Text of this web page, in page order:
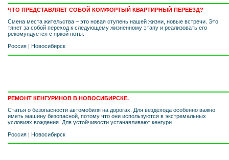
ЧТО ПРЕДСТАВЛЯЕТ СОБОЙ КОМФОРТЫЙ КВАРТИРНЫЙ ПЕРЕЕЗД?
Смена места жительства – это новая ступень нашей жизни, новые встречи. Это
тянет за собой переход к следующему жизненному этапу и реализовать его
рекомундуется с яркой ноты.
Россия
Новосибирск
РЕМОНТ КЕНГУРИНОВ В НОВОСИБИРСКЕ.
Статья о безопасности автомобиля на дорогах. Для вездехода особенно важно
иметь машину безопасной, потому что они используются в экстремальных
условиях вождения. Для устойчивости устанавливают кенгури
Россия
Новосибирск